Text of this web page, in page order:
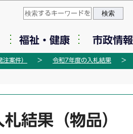
このページの本文へ移動
福祉・健康 市政情報
案件） 令和7年度の入札結果
結果（物品）